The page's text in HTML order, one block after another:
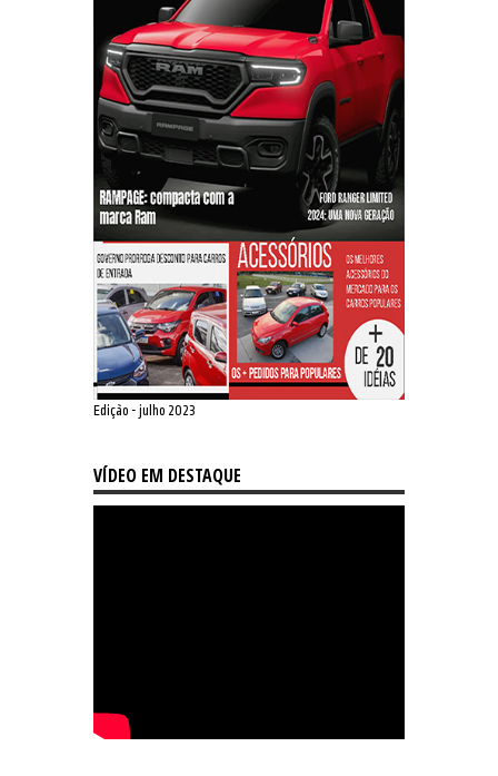
Edição - julho 2023
VÍDEO EM DESTAQUE